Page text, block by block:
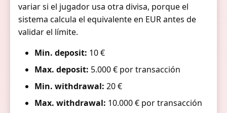
variar si el jugador usa otra divisa, porque el
sistema calcula el equivalente en EUR antes de
validar el límite.
Min. deposit: 10 €
Max. deposit: 5.000 € por transacción
Min. withdrawal: 20 €
Max. withdrawal: 10.000 € por transacción